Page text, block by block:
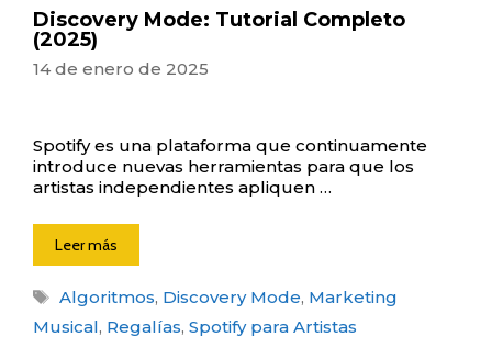
Discovery Mode: Tutorial Completo
(2025)
14 de enero de 2025
Spotify es una plataforma que continuamente
introduce nuevas herramientas para que los
artistas independientes apliquen …
Leer más
Etiquetas
Algoritmos, Discovery Mode, Marketing
Musical, Regalías, Spotify para Artistas